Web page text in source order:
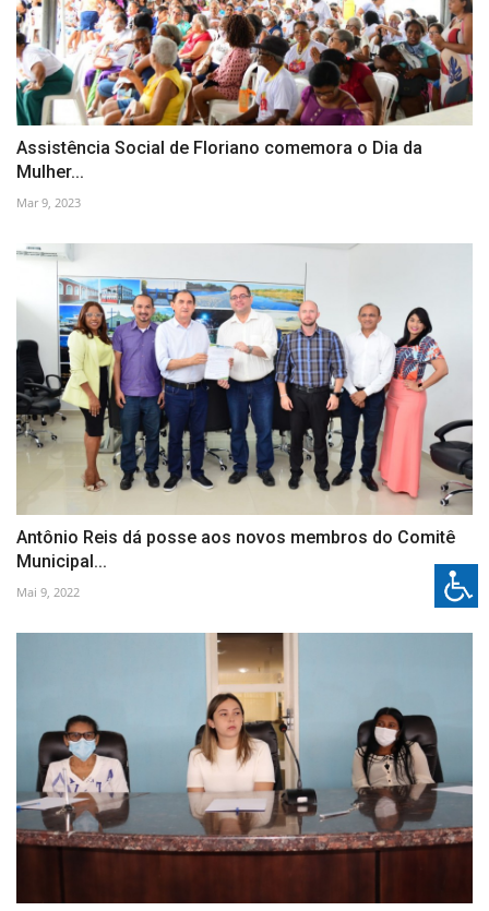
Assistência Social de Floriano comemora o Dia da
Mulher...
Mar 9, 2023
Antônio Reis dá posse aos novos membros do Comitê
Municipal...
Mai 9, 2022